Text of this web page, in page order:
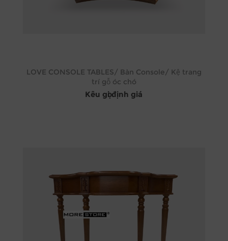
LOVE CONSOLE TABLES/ Bàn Console/ Kệ trang
trí gỗ óc chó
Kêu gọi định giá